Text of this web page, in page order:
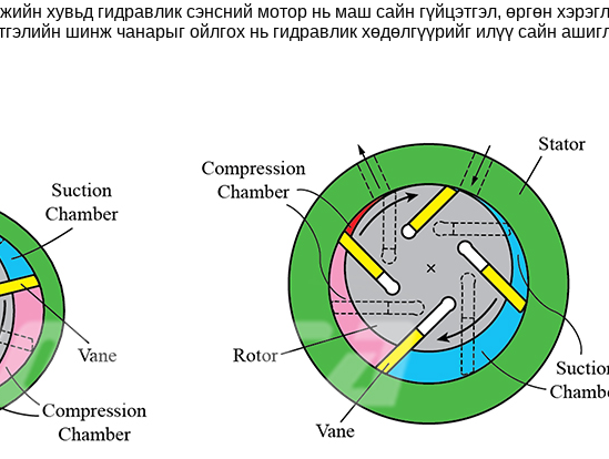
хувьд гидравлик сэнсний мотор нь маш сайн гүйцэтгэл, өргөн
шинж чанарыг ойлгох нь гидравлик хөдөлгүүрийг илүү сайн